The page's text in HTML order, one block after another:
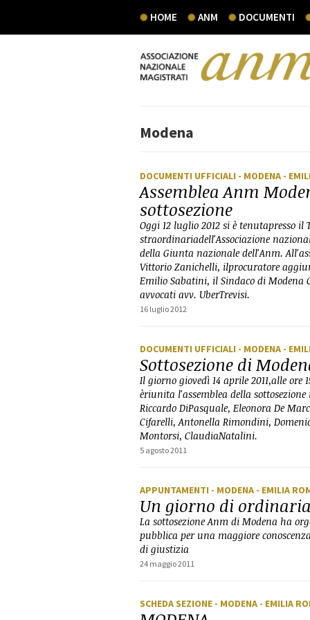
HOME ANM DOCUMENTI
Modena
DOCUMENTI UFFICIALI - MODENA -
Assemblea Anm
sottosezione
Oggi 12 luglio 2012 si è tenutapresso
straordinariadell'Associazione
della Giunta nazionale dell'Anm.
Vittorio Zanichelli, ilprocuratore
Emilio Sabatini, il Sindaco di Modena
avvocati avv. UberTrevisi.
16 luglio 2012
DOCUMENTI UFFICIALI - MODENA -
Sottosezione di
Il giorno giovedì 14 aprile 2011,alle
èriunita l'assemblea della
Riccardo DiPasquale, Eleonora De
Cifarelli, Antonella Rimondini,
Montorsi, ClaudiaNatalini.
5 agosto 2011
APPUNTAMENTI - MODENA - EMILIA
Un giorno di
La sottosezione Anm di Modena ha
pubblica per una maggiore
di giustizia
24 maggio 2011
SCHEDA SEZIONE - MODENA - EMILIA